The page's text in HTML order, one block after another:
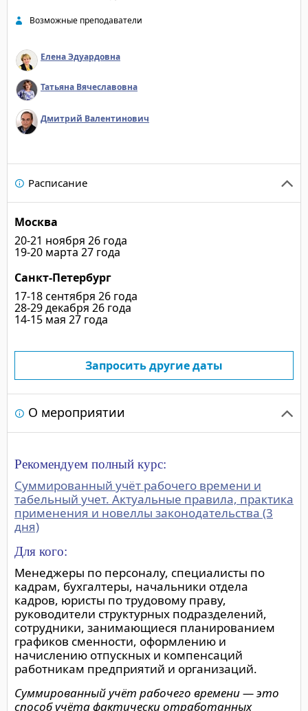
Возможные преподаватели
Елена Эдуардовна
Татьяна Вячеславовна
Дмитрий Валентинович
Расписание
Москва
20-21 ноября 26 года
19-20 марта 27 года
Санкт-Петербург
17-18 сентября 26 года
28-29 декабря 26 года
14-15 мая 27 года
Запросить другие даты
О мероприятии
Рекомендуем полный курс:
Суммированный учёт рабочего времени и
табельный учет. Актуальные правила, практика
применения и новеллы законодательства (3
дня)
Для кого:
Менеджеры по персоналу, специалисты по
кадрам, бухгалтеры, начальники отдела
кадров, юристы по трудовому праву,
руководители структурных подразделений,
сотрудники, занимающиеся планированием
графиков сменности, оформлению и
начислению отпускных и компенсаций
работникам предприятий и организаций.
Суммированный учёт рабочего времени — это
способ учёта фактически отработанных
Подчеркнул для
информацию";
преподнесен
информации.
мотивацию
направлении".
подготовку и